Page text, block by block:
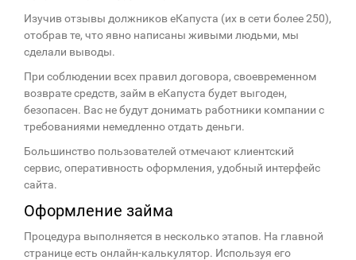
Изучив отзывы должников еКапуста (их в сети более 250),
отобрав те, что явно написаны живыми людьми, мы
сделали выводы.
При соблюдении всех правил договора, своевременном
возврате средств, займ в еКапуста будет выгоден,
безопасен. Вас не будут донимать работники компании с
требованиями немедленно отдать деньги.
Большинство пользователей отмечают клиентский
сервис, оперативность оформления, удобный интерфейс
сайта.
Оформление займа
Процедура выполняется в несколько этапов. На главной
странице есть онлайн-калькулятор. Используя его